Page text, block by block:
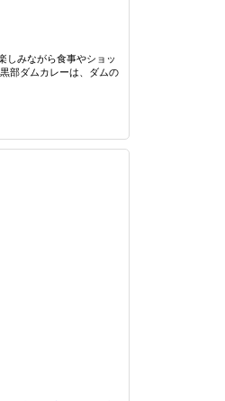
しみながら食事やショッ
部ダムカレーは、ダムの